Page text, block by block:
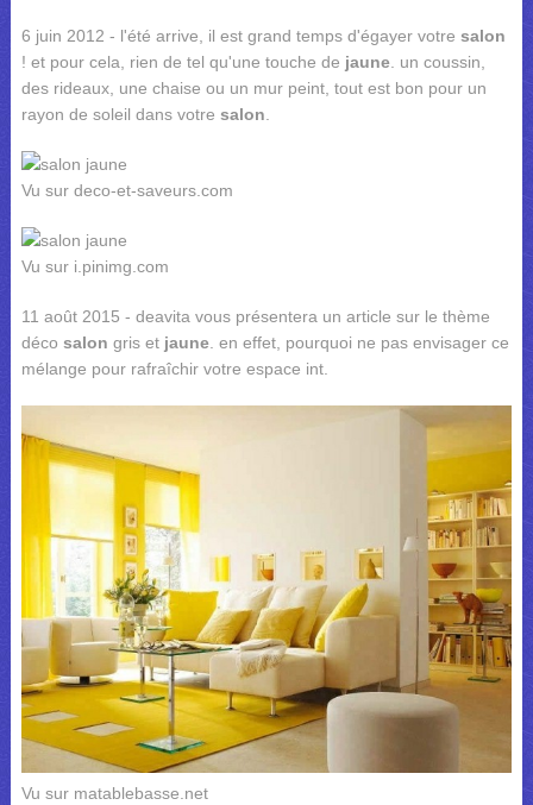
6 juin 2012 - l'été arrive, il est grand temps d'égayer votre salon
! et pour cela, rien de tel qu'une touche de jaune. un coussin,
des rideaux, une chaise ou un mur peint, tout est bon pour un
rayon de soleil dans votre salon
Vu sur deco-et-saveurs.com
Vu sur i.pinimg.com
11 août 2015 - deavita vous présentera un article sur le thème
déco salon gris et jaune. en effet, pourquoi ne pas envisager ce
mélange pour rafraîchir votre espace int.
Vu sur matablebasse.net